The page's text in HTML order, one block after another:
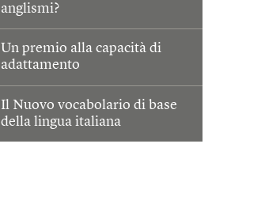
anglismi?
Un premio alla capacità di
adattamento
Il Nuovo vocabolario di base
della lingua italiana